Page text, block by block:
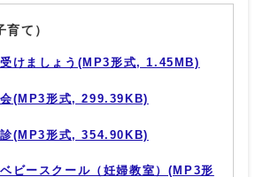
て）
けましょう(MP3形式, 1.45MB)
(MP3形式, 299.39KB)
(MP3形式, 354.90KB)
ビースクール（妊婦教室）(MP3形